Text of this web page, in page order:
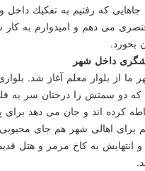
جاهایی كه رفتیم به تفكیك داخل
می دهم و امیدوارم به كار
بخورد.
داخل شهر
از بلوار معلم آغاز شد. بلواری
دو سمتش را درختان سر به
كرده اند و جان می دهد برای
برای اهالی شهر هم جای
به كاخ مرمر و هتل